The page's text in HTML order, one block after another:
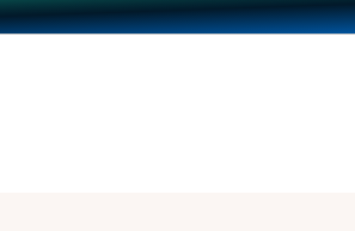
導入